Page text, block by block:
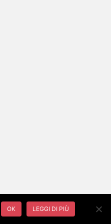
da WordPress
OK LEGGI DI PIÙ